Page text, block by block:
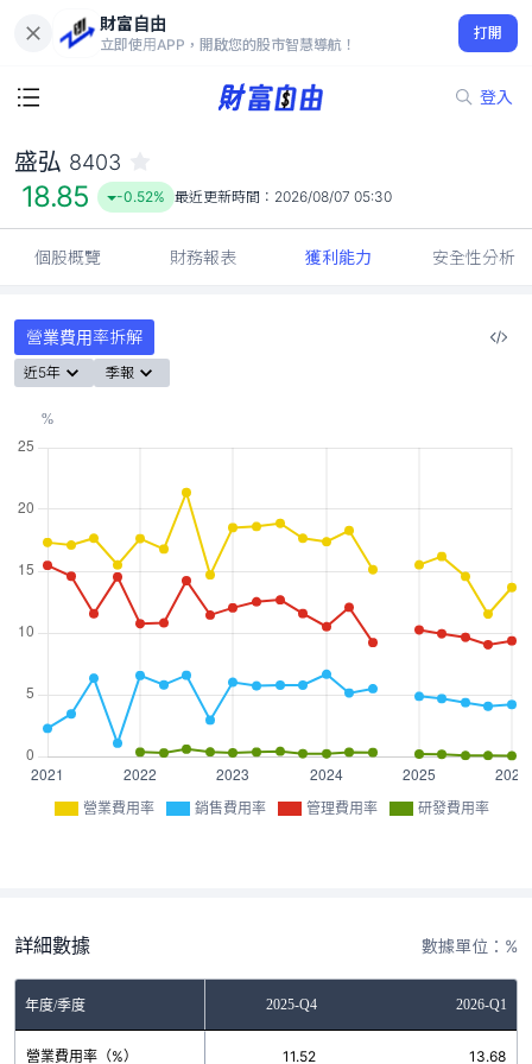
財富自由
立即使用APP，開啟您的股市智慧導航！
打開
登入
18.85
-0.52%
盛弘 8403
18.85 -0.52% 最近更新時間： 2026/08/07 05:30
個股概覽 財務報表 獲利能力 安全性分析
營業費用率拆解
近5年 季報
營業費用率 銷售費用率 管理費用率 研發費用率
詳細數據 數據單位：%
年度/季度2025-Q3 2025-Q4 2026-Q1
營業費用率（%）
14.58 11.52 13.68